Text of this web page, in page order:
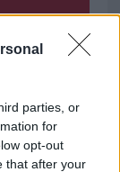
parties, or
for
opt-out
that after your
di